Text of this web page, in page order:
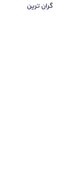
گران ترین